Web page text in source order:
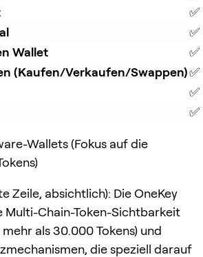
Wallet
(Kaufen/Verkaufen/Swappen)
Wallets (Fokus auf die
Zeile, absichtlich): Die OneKey
Chain-Token-Sichtbarkeit
als 30.000 Tokens) und
die speziell darauf